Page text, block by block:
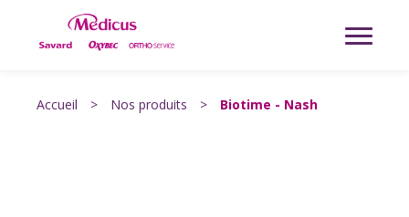
Accueil > Nos produits > Biotime - Nash